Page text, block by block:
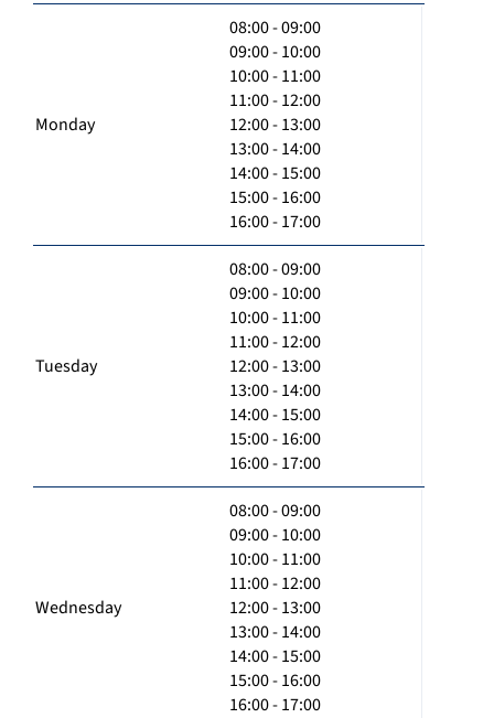
Monday
08:00 - 09:00
09:00 - 10:00
10:00 - 11:00
11:00 - 12:00
12:00 - 13:00
13:00 - 14:00
14:00 - 15:00
15:00 - 16:00
16:00 - 17:00
Tuesday
08:00 - 09:00
09:00 - 10:00
10:00 - 11:00
11:00 - 12:00
12:00 - 13:00
13:00 - 14:00
14:00 - 15:00
15:00 - 16:00
16:00 - 17:00
Wednesday
08:00 - 09:00
09:00 - 10:00
10:00 - 11:00
11:00 - 12:00
12:00 - 13:00
13:00 - 14:00
14:00 - 15:00
15:00 - 16:00
16:00 - 17:00